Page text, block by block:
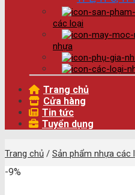
các loại
nhựa
Trang chủ
Cửa hàng
Tin tức
Tuyển dụng
Trang chủ / Sản phẩm nhựa các
-9%